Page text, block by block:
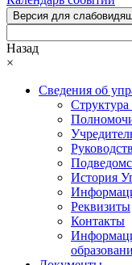
Версия для
Назад
×
Сведения об
Структура
История
Реквизиты
Контакты